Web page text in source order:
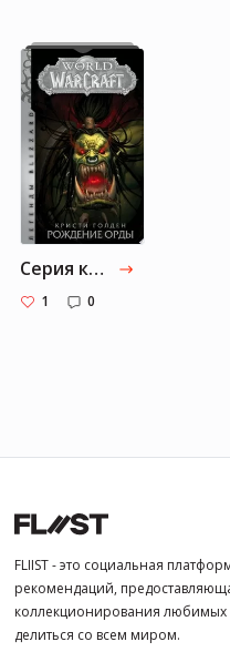
Серия книг «Легенды Blizzard (World of Warcraft)»
1 0
FLIIST - это социальная
рекомендаций,
коллекционирования
делиться со всем миром.